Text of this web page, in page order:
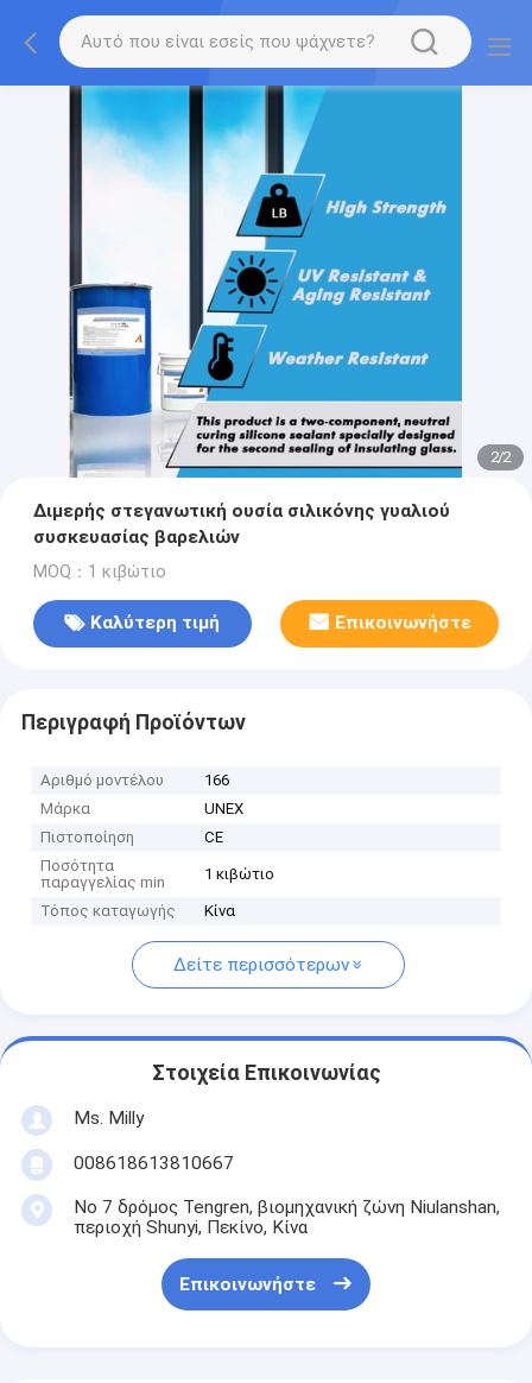
2/2
Διμερής στεγανωτική ουσία σιλικόνης γυαλιού
συσκευασίας βαρελιών
MOQ：1 κιβώτιο
Καλύτερη τιμή Επικοινωνήστε
Περιγραφή Προϊόντων
Αριθμό μοντέλου
166
Μάρκα
UNEX
Πιστοποίηση
CE
Ποσότητα
παραγγελίας min
1 κιβώτιο
Τόπος καταγωγής Κίνα
Δείτε περισσότερων
Στοιχεία Επικοινωνίας
Ms. Milly
008618613810667
Νο 7 δρόμος Tengren, βιομηχανική ζώνη Niulanshan,
περιοχή Shunyi, Πεκίνο, Κίνα
Επικοινωνήστε